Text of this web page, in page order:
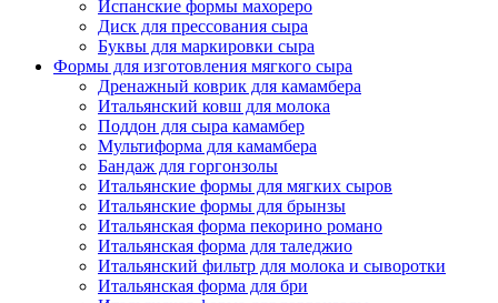
Испанские формы махореро
Диск для прессования сыра
Буквы для маркировки сыра
Формы для изготовления мягкого сыра
Дренажный коврик для камамбера
Итальянский ковш для молока
Поддон для сыра камамбер
Мультиформа для камамбера
Бандаж для горгонзолы
Итальянские формы для мягких сыров
Итальянские формы для брынзы
Итальянская форма пекорино романо
Итальянская форма для таледжио
Итальянский фильтр для молока и сыворотки
Итальянская форма для бри